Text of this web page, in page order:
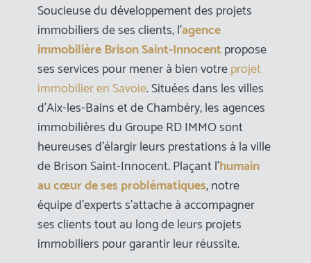
Soucieuse du développement des projets
immobiliers de ses clients, l’agence
immobilière Brison Saint-Innocentpropose
ses services pour mener à bien votreprojet
immobilier en Savoie. Situées dans les villes
d’Aix-les-Bains et de Chambéry, les agences
immobilières du Groupe RD IMMO sont
heureuses d’élargir leurs prestations à la ville
de Brison Saint-Innocent. Plaçant l’humain
au cœur de ses problématiques, notre
équipe d’experts s’attache à accompagner
ses clients tout au long de leurs projets
immobiliers pour garantir leur réussite.